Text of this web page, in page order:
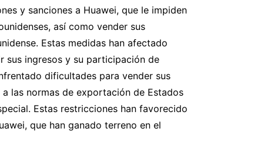
y sanciones a Huawei, que le impiden
así como vender sus
Estas medidas han afectado
sus ingresos y su participación de
dificultades para vender sus
las normas de exportación de Estados
Estas restricciones han favorecido
que han ganado terreno en el